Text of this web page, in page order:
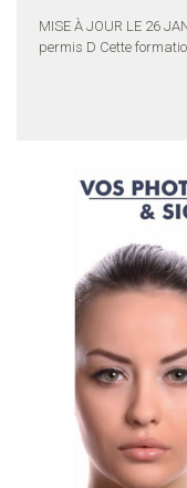
MISE À JOUR LE 26
permis D Cette